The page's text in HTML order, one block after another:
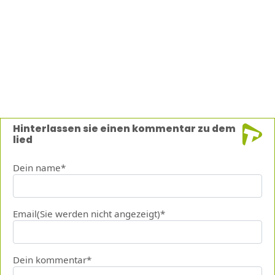
Hinterlassen sie einen kommentar zu dem
lied
Dein name*
Email(Sie werden nicht angezeigt)*
Dein kommentar*